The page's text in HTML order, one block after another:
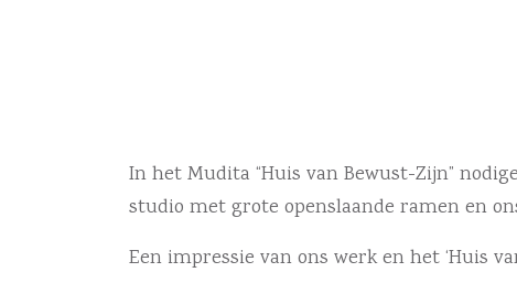
In het Mudita “Huis van Bewust-Zijn”
studio met grote openslaande ramen en
Een impressie van ons werk en het ‘Huis